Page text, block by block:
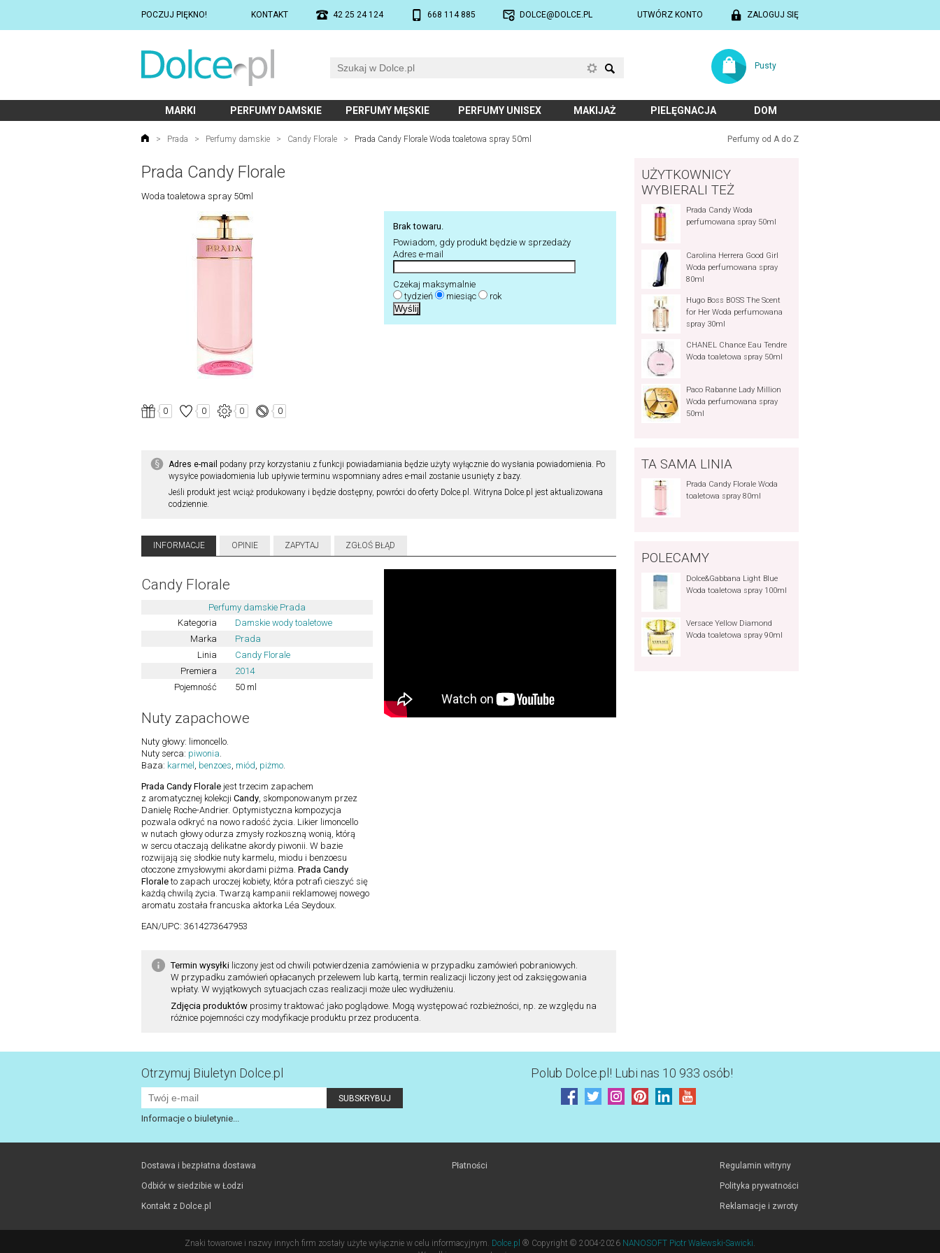
POCZUJ PIĘKNO! KONTAKT 42 25 24 124 668 114 885 DOLCE@DOLCE.PL UTWÓRZ KONTO ZALOGUJ SIĘ
Pusty
MARKI PERFUMY DAMSKIE PERFUMY MĘSKIE PERFUMY UNISEX MAKIJAŻ PIELĘGNACJA DOM
Perfumy od A do Z
> Prada > Perfumy damskie > Candy Florale > Prada Candy Florale Woda toaletowa spray 50ml
Prada Candy Florale
Woda toaletowa spray 50ml
Brak towaru.
Powiadom, gdy produkt będzie w sprzedaży
Adres e-mail
Czekaj maksymalnie
tydzień
miesiąc rok
0 0 0 0
Adres e-mail podany przy korzystaniu z funkcji powiadamiania będzie użyty wyłącznie do wysłania powiadomienia. Po
wysyłce powiadomienia lub upływie terminu wspomniany adres e-mail zostanie usunięty z bazy.
Jeśli produkt jest wciąż produkowany i będzie dostępny, powróci do oferty Dolce.pl. Witryna Dolce.pl jest aktualizowana
codziennie.
INFORMACJE OPINIE ZAPYTAJ ZGŁOŚ BŁĄD
Candy Florale
Perfumy damskie Prada
Kategoria
Damskie wody toaletowe
Marka
Prada
Linia
Candy Florale
Premiera
2014
Pojemność
50 ml
Nuty zapachowe
Nuty głowy: limoncello.
Nuty serca: piwonia.
Baza: karmel , benzoes, miód, piżmo.
Prada Candy Florale jest trzecim zapachem
z aromatycznej kolekcji Candy, skomponowanym przez
Danielę Roche-Andrier. Optymistyczna kompozycja
pozwala odkryć na nowo radość życia. Likier limoncello
w nutach głowy odurza zmysły rozkoszną wonią, którą
w sercu otaczają delikatne akordy piwonii. W bazie
rozwijają się słodkie nuty karmelu, miodu i benzoesu
otoczone zmysłowymi akordami piżma. Prada Candy
Floraleto zapach uroczej kobiety, która potrafi cieszyć się
każdą chwilą życia. Twarzą kampanii reklamowej nowego
aromatu została francuska aktorka Léa Seydoux.
EAN/UPC: 3614273647953
Termin wysyłki liczony jest od chwili potwierdzenia zamówienia w przypadku zamówień pobraniowych.
W przypadku zamówień opłacanych przelewem lub kartą, termin realizacji liczony jest od zaksięgowania
wpłaty. W wyjątkowych sytuacjach czas realizacji może ulec wydłużeniu.
Zdjęcia produktów prosimy traktować jako poglądowe. Mogą występować rozbieżności, np. ze względu na
różnice pojemności czy modyfikacje produktu przez producenta.
UŻYTKOWNICY
WYBIERALI TEŻ
Prada Candy Woda
perfumowana spray 50ml
Carolina Herrera Good Girl
Woda perfumowana spray
80ml
Hugo Boss BOSS The Scent
for Her Woda perfumowana
spray 30ml
CHANEL Chance Eau Tendre
Woda toaletowa spray 50ml
Paco Rabanne Lady Million
Woda perfumowana spray
50ml
TA SAMA LINIA
Prada Candy Florale Woda
toaletowa spray 80ml
POLECAMY
Dolce&Gabbana Light Blue
Woda toaletowa spray 100ml
Versace Yellow Diamond
Woda toaletowa spray 90ml
Otrzymuj Biuletyn Dolce.pl
Informacje o biuletynie...
Polub Dolce.pl! Lubi nas 10 933 osób!
Dostawa i bezpłatna dostawa
Odbiór w siedzibie w Łodzi
Kontakt z Dolce.pl
Płatności Regulamin witryny
Polityka prywatności
Reklamacje i zwroty
Znaki towarowe i nazwy innych firm zostały użyte wyłącznie w celu informacyjnym. Dolce.pl ® Copyright © 2004-2026 NANOSOFT Piotr Walewski-Sawicki.